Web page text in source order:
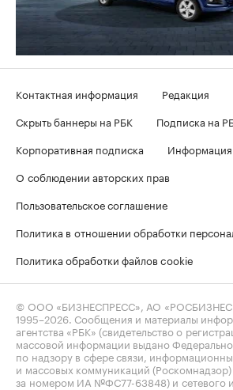
Контактная информация
Редакция
Скрыть баннеры на РБК
Подписка на
Корпоративная подписка
Информация
О соблюдении авторских прав
Пользовательское соглашение
Политика в отношении обработки
Политика обработки файлов cookie
© ООО «БИЗНЕСПРЕСС», АО
1995–2026 . Сообщения и материалы
агентства «РБК» (свидетельство о
массовой информации выдано
по надзору в сфере связи,
и массовых коммуникаций (Роскомнадзор)
за номером ИА №ФС77-63848) и сетевого